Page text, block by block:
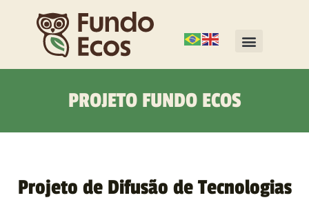
PROJETO FUNDO ECOS
Projeto de Difusão de Tecnologias